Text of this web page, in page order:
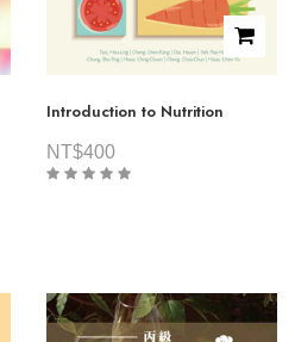
Introduction to Nutrition
NT$400